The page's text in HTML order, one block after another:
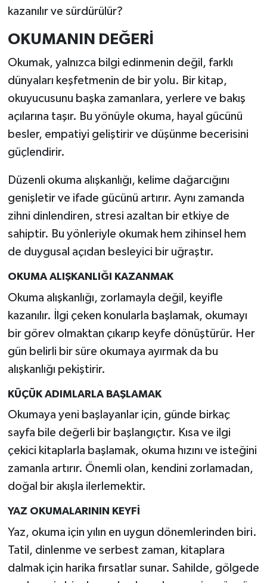
kazanılır ve sürdürülür?
OKUMANIN DEĞERİ
Okumak, yalnızca bilgi edinmenin değil, farklı
dünyaları keşfetmenin de bir yolu. Bir kitap,
okuyucusunu başka zamanlara, yerlere ve bakış
açılarına taşır. Bu yönüyle okuma, hayal gücünü
besler, empatiyi geliştirir ve düşünme becerisini
güçlendirir.
Düzenli okuma alışkanlığı, kelime dağarcığını
genişletir ve ifade gücünü artırır. Aynı zamanda
zihni dinlendiren, stresi azaltan bir etkiye de
sahiptir. Bu yönleriyle okumak hem zihinsel hem
de duygusal açıdan besleyici bir uğraştır.
OKUMA ALIŞKANLIĞI KAZANMAK
Okuma alışkanlığı, zorlamayla değil, keyifle
kazanılır. İlgi çeken konularla başlamak, okumayı
bir görev olmaktan çıkarıp keyfe dönüştürür. Her
gün belirli bir süre okumaya ayırmak da bu
alışkanlığı pekiştirir.
KÜÇÜK ADIMLARLA BAŞLAMAK
Okumaya yeni başlayanlar için, günde birkaç
sayfa bile değerli bir başlangıçtır. Kısa ve ilgi
çekici kitaplarla başlamak, okuma hızını ve isteğini
zamanla artırır. Önemli olan, kendini zorlamadan,
doğal bir akışla ilerlemektir.
YAZ OKUMALARININ KEYFİ
Yaz, okuma için yılın en uygun dönemlerinden biri.
Tatil, dinlenme ve serbest zaman, kitaplara
dalmak için harika fırsatlar sunar. Sahilde, gölgede